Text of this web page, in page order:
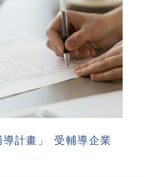
導計畫」 受輔導企業